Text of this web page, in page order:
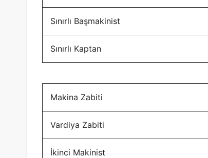
Sınırlı Başmakinist
Sınırlı Kaptan
Makina Zabiti
Vardiya Zabiti
İkinci Makinist